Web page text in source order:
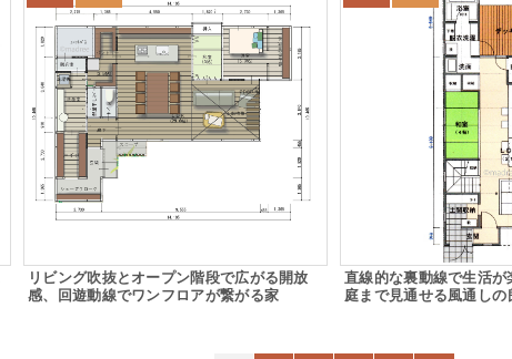
リビング吹抜とオープン階段で広がる開放
感、回遊動線でワンフロアが繋がる家
直線的な裏動線で生活が
庭まで見通せる風通しの